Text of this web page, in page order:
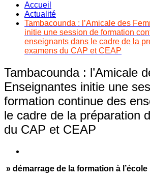
Accueil
Actualité
Tambacounda : l’Amicale des
initie une session de formation
enseignants dans le cadre de la
examens du CAP et CEAP
Tambacounda : l’Amicale
Enseignantes initie une
formation continue des
le cadre de la préparation
du CAP et CEAP
» démarrage de la formation à